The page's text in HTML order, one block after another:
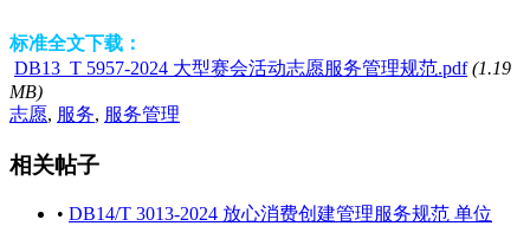
标准全文下载：
DB13_T 5957-2024 大型赛会活动志愿服务管理规范.pdf (1.19
MB)
志愿, 服务, 服务管理
相关帖子
• DB14/T 3013-2024 放心消费创建管理服务规范 单位